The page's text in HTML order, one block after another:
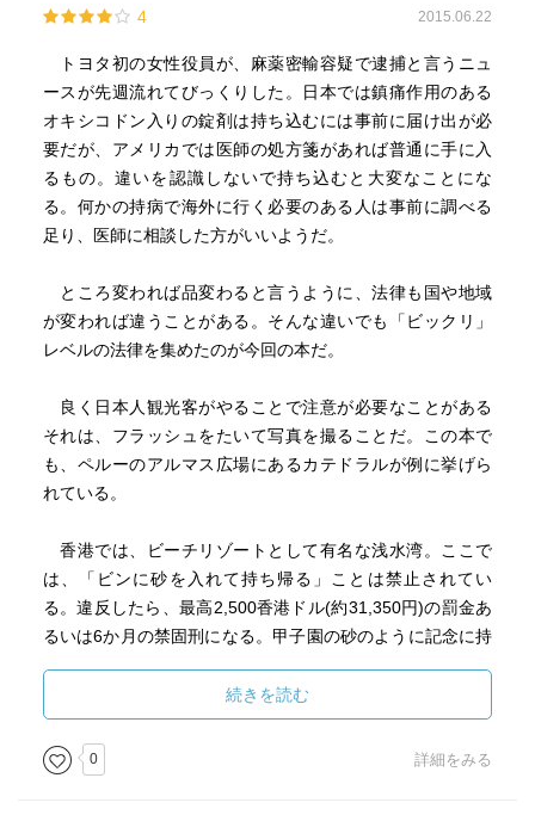
4 2015.06.22
トヨタ初の女性役員が、麻薬密輸容疑で逮捕と言うニュ
ースが先週流れてびっくりした。日本では鎮痛作用のある
オキシコドン入りの錠剤は持ち込むには事前に届け出が必
要だが、アメリカでは医師の処方箋があれば普通に手に入
るもの。違いを認識しないで持ち込むと大変なことにな
る。何かの持病で海外に行く必要のある人は事前に調べる
足り、医師に相談した方がいいようだ。
ところ変われば品変わると言うように、法律も国や地域
が変われば違うことがある。そんな違いでも「ビックリ」
レベルの法律を集めたのが今回の本だ。
良く日本人観光客がやることで注意が必要なことがある
それは、フラッシュをたいて写真を撮ることだ。この本で
も、ペルーのアルマス広場にあるカテドラルが例に挙げら
れている。
香港では、ビーチリゾートとして有名な浅水湾。ここで
は、「ビンに砂を入れて持ち帰る」ことは禁止されてい
る。違反したら、最高2,500香港ドル(約31,350円)の罰金あ
るいは6か月の禁固刑になる。甲子園の砂のように記念に持
ニューヨークの地下鉄、バス、フェリーで行ってはいけ
ないものは、イヤホンの音漏れ。違反すると70ドルから150
ドル(約6,804から17,010円)の罰金を取られる。
続きを読む
0 詳細をみる